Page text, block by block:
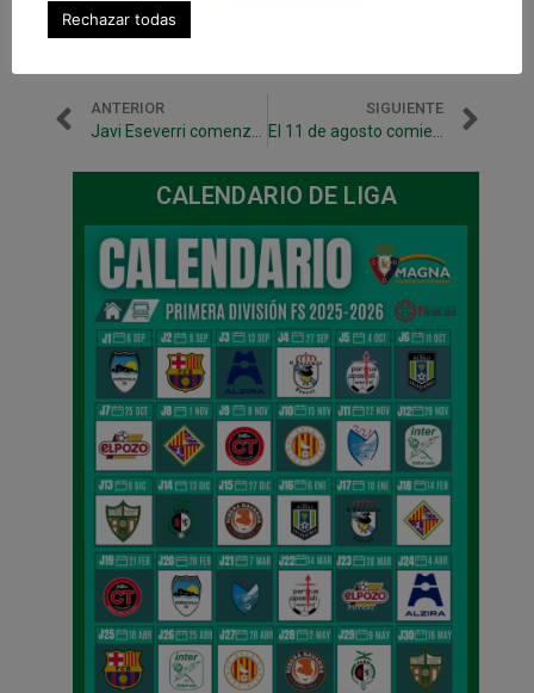
ANTERIOR SIGUIENTE
CALENDARIO DE LIGA
Rechazar todas